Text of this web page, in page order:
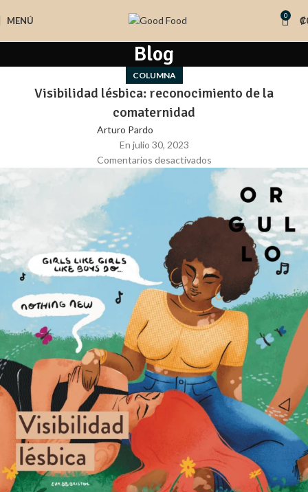
MENÚ 0 ₡
Blog
COLUMNA
Visibilidad lésbica: reconocimiento de la
comaternidad
Arturo Pardo
En julio 30, 2023
Comentarios desactivados